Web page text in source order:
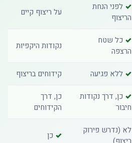
✓ לפני הנחת
הריצוף
על ריצוף קיים
✓ כל שטח
הרצפה
נקודות היקפיות
✓ ללא פגיעה קידוחים בריצוף
✓ כן, דרך נקודות
חיבור
כן, דרך
הקידוחים
לא (נדרש פירוק
✓ כן